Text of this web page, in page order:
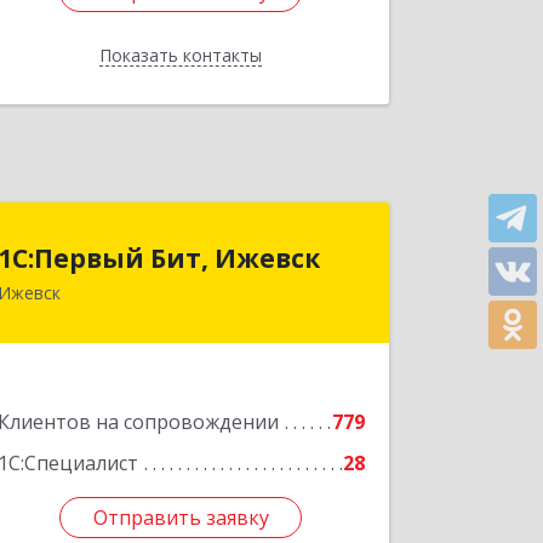
Показать контакты
Назад
1С:Первый Бит, Ижевск
Ижевск
Клиентов на сопровождении
779
1С:Специалист
28
Отправить заявку
1С:Первый Бит, Ижевск
426008, Удмуртская Респ, Ижевск г,
Отправить заявку